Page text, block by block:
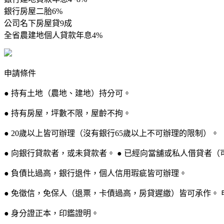
銀行房屋二胎6%
公司名下房屋貸9成
全省農建地個人貸款年息4%
申請條件
● 持有土地（農地、建地）持分可。
● 持有房屋，坪數不限，屋齡不拘。
● 20歲以上皆可辦理（沒有銀行65歲以上不可辦理的限制）。
● 向銀行貸款者，或未貸款者。 ● 已經向當舖或私人借貸者（
● 負債比過高，銀行退件，個人信用瑕疵皆可辦理。
● 免徵信，免保人（退票，卡債過高，房貸遲繳）皆可承作。
● 身分證正本，印鑑證明。